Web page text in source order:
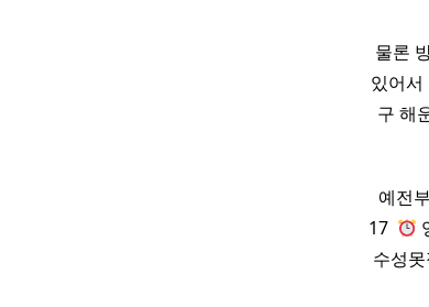
물론
있어서
구 해
예전
17 ​
수성